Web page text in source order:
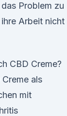
Problem zu
Arbeit nicht
CBD Creme?
als
mit